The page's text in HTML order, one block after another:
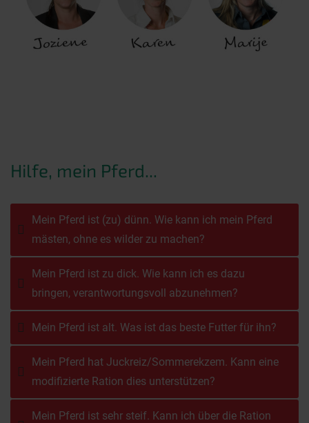
Hilfe, mein Pferd...
Mein Pferd ist (zu) dünn. Wie kann ich mein Pferd
mästen, ohne es wilder zu machen?
Mein Pferd ist zu dick. Wie kann ich es dazu
bringen, verantwortungsvoll abzunehmen?
Mein Pferd ist alt. Was ist das beste Futter für ihn?
Mein Pferd hat Juckreiz/Sommerekzem. Kann eine
modifizierte Ration dies unterstützen?
Mein Pferd ist sehr steif. Kann ich über die Ration